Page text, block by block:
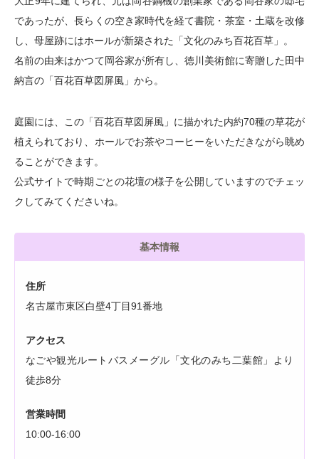
であったが、長らくの空き家時代を経て書院・茶室・土蔵を改修
し、母屋跡にはホールが新築された「文化のみち百花百草」。
名前の由来はかつて岡谷家が所有し、徳川美術館に寄贈した田中
納言の「百花百草図屏風」から。
庭園には、この「百花百草図屏風」に描かれた内約70種の草花が
植えられており、ホールでお茶やコーヒーをいただきながら眺め
ることができます。
公式サイトで時期ごとの花壇の様子を公開していますのでチェッ
クしてみてくださいね。
基本情報
住所
名古屋市東区白壁4丁目91番地
アクセス
なごや観光ルートバスメーグル「文化のみち二葉館」より
徒歩8分
営業時間
10:00-16:00